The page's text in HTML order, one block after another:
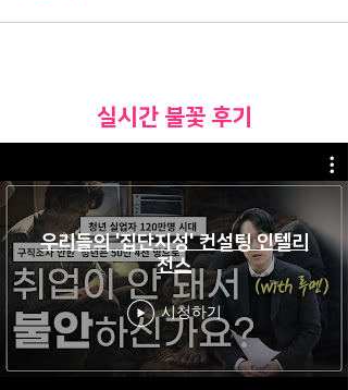
​실시간 불꽃 후기
우리들의 '집단지성' 컨설팅 인텔리
전스
시청하기